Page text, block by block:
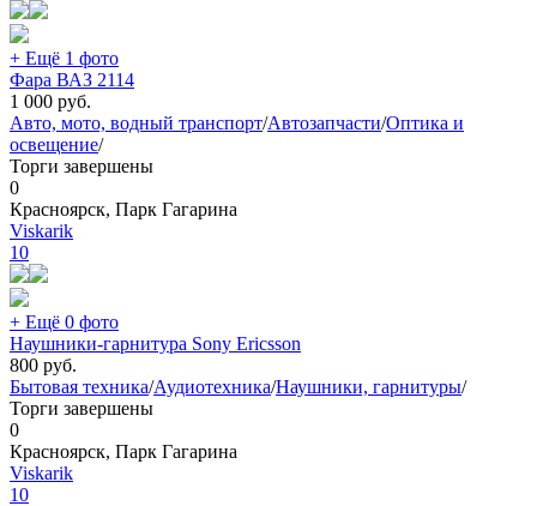
+ Ещё 1 фото
Фара ВАЗ 2114
1 000 руб.
Авто, мото, водный транспорт/Автозапчасти/Оптика и
освещение/
Торги завершены
0
Красноярск, Парк Гагарина
Viskarik
10
+ Ещё 0 фото
Наушники-гарнитура Sony Ericsson
800 руб.
Бытовая техника/Аудиотехника/Наушники, гарнитуры/
Торги завершены
0
Красноярск, Парк Гагарина
Viskarik
10